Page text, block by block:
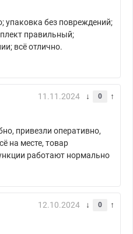
упаковка без повреждений;
правильный;
всё отлично.
11.11.2024 0
привезли оперативно,
на месте, товар
работают нормально
12.10.2024 0